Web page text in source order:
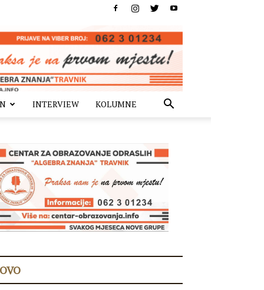
INTERVIEW KOLUMNE